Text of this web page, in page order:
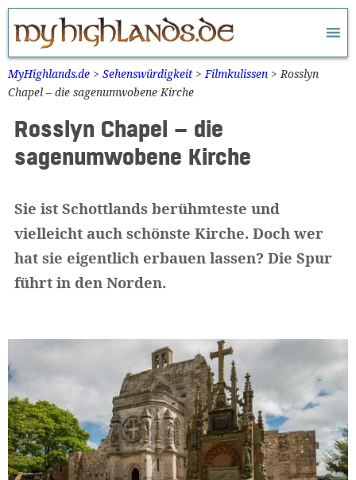
Zum
Inhalt
springen
MyHighlands.de > Sehenswürdigkeit >Filmkulissen >Rosslyn
Chapel – die sagenumwobene Kirche
Rosslyn Chapel – die
sagenumwobene Kirche
Sie ist Schottlands berühmteste und
vielleicht auch schönste Kirche. Doch wer
hat sie eigentlich erbauen lassen? Die Spur
führt in den Norden.